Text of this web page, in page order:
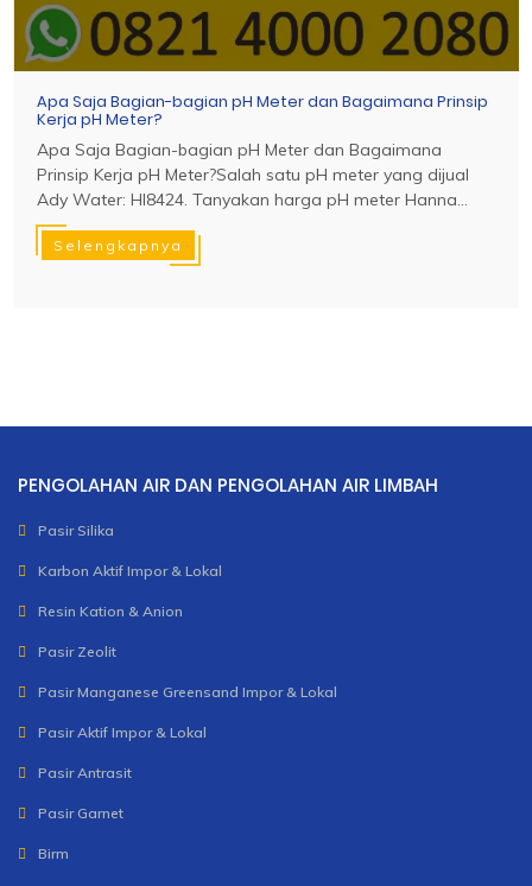
Apa Saja Bagian-bagian pH Meter dan Bagaimana Prinsip
Kerja pH Meter?
Apa Saja Bagian-bagian pH Meter dan Bagaimana
Prinsip Kerja pH Meter?Salah satu pH meter yang dijual
Ady Water: HI8424. Tanyakan harga pH meter Hanna...
Selengkapnya
PENGOLAHAN AIR DAN PENGOLAHAN AIR LIMBAH
Pasir Silika
Karbon Aktif Impor & Lokal
Resin Kation & Anion
Pasir Zeolit
Pasir Manganese Greensand Impor & Lokal
Pasir Aktif Impor & Lokal
Pasir Antrasit
Pasir Garnet
Birm